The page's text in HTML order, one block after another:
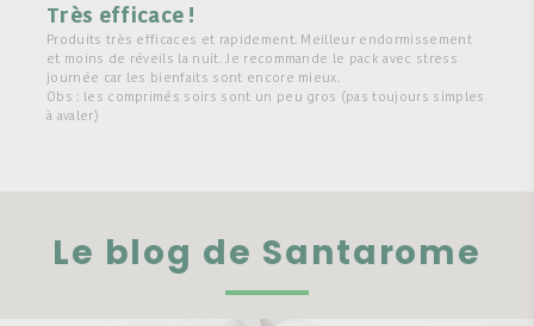
Très efficace !
Produits très efficaces et rapidement. Meilleur endormissement
et moins de réveils la nuit. Je recommande le pack avec stress
journée car les bienfaits sont encore mieux.
Obs : les comprimés soirs sont un peu gros (pas toujours simples
à avaler)
Le blog de Santarome